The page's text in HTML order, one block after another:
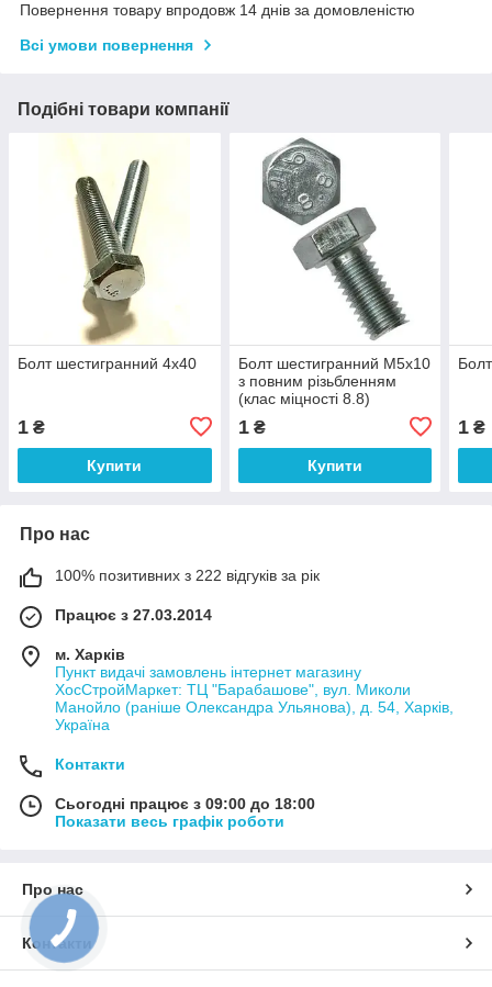
Повернення товару впродовж 14 днів за домовленістю
Всі умови повернення
Подібні товари компанії
Болт шестигранний 4х40
1 ₴
Купити
Болт шестигранний М5х10
з повним різьбленням
(клас міцності 8.8)
1₴
Купити
1 ₴
Про нас
100% позитивних з 222 відгуків за рік
Працює з 27.03.2014
м. Харків
Пункт видачі замовлень інтернет магазину
ХосСтройМаркет: ТЦ "Барабашове", вул. Миколи
Манойло (раніше Олександра Ульянова), д. 54, Харків,
Україна
Контакти
Сьогодні працює з 09:00 до 18:00
Показати весь графік роботи
Про нас
Контакти